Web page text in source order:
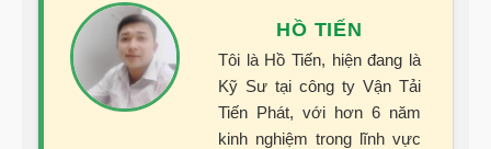
HỒ TIẾN
Tôi là Hồ Tiến, hiện đang là
Kỹ Sư tại công ty Vận Tải
Tiến Phát, với hơn 6 năm
kinh nghiệm trong lĩnh vực